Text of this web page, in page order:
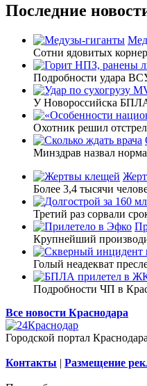
Последние
Сотни ядовитых
Подробности удара
У Новороссийска БПЛА
Охотник решил
Минздрав назвал
Более 3,4 тысячи
Третий раз сорвали
Крупнейший
Голый неадекват
Подробности ЧП в
Все новости Краснодара
Городской портал
Контакты | Размещение